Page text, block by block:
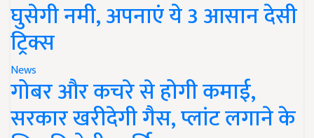
घुसेगी नमी, अपनाएं ये 3 आसान देसी
ट्रिक्स
News
गोबर और कचरे से होगी कमाई,
सरकार खरीदेगी गैस, प्लांट लगाने के